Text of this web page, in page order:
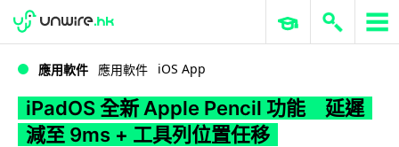
WWDC 2026 ERP 與商業 AI
應用軟件 應用軟件 iOS App
iPadOS 全新 Apple Pencil 功能 延遲
減至 9ms + 工具列位置任移